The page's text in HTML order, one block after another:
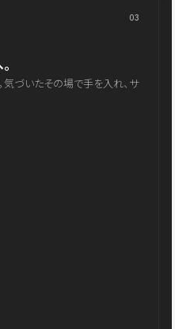
03
気づいたその場で手を入れ、サ